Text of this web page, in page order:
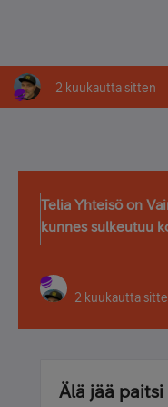
2 kuukautta sitten
Telia Yhteisö on
kunnes sulkeutuu
2 kuukautta
Älä jää